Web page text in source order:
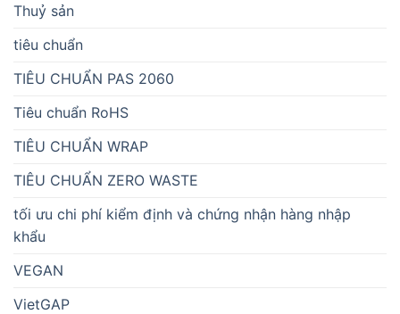
Thuỷ sản
tiêu chuẩn
TIÊU CHUẨN PAS 2060
Tiêu chuẩn RoHS
TIÊU CHUẨN WRAP
TIÊU CHUẨN ZERO WASTE
tối ưu chi phí kiểm định và chứng nhận hàng nhập
khẩu
VEGAN
VietGAP